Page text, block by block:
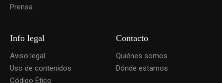
Prensa
Info legal
Aviso legal
Uso de contenidos
Código Ético
Contacto
Quiénes somos
Dónde estamos